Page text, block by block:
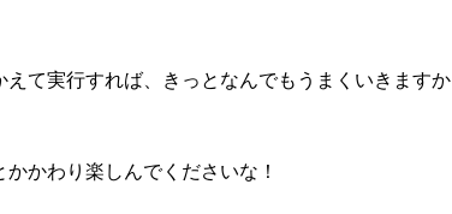
て実行すれば、きっとなんでもうまくいきますか
かわり楽しんでくださいな！